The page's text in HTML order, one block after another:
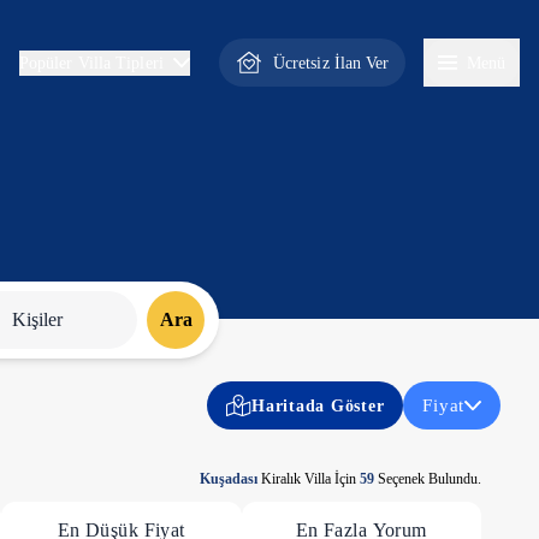
Ücretsiz İlan Ver
Kişiler Ara
Haritada Göster Fiyat
Kuşadası Kiralık Villa İçin 59 Seçenek Bulundu.
En Düşük Fiyat En Fazla Yorum